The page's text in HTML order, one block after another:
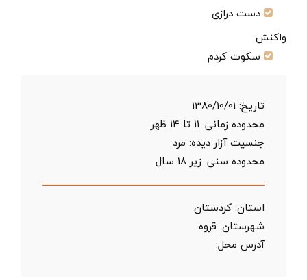
دست درازی
واکنش:
سکوت کردم
تاریخ: 1380/10/01
محدوده زمانی: 11 تا 14 ظهر
جنسیت آزار دیده: مرد
محدوده سنی: زیر 18 سال
استان: کردستان
شهرستان: قروه
آدرس محل: